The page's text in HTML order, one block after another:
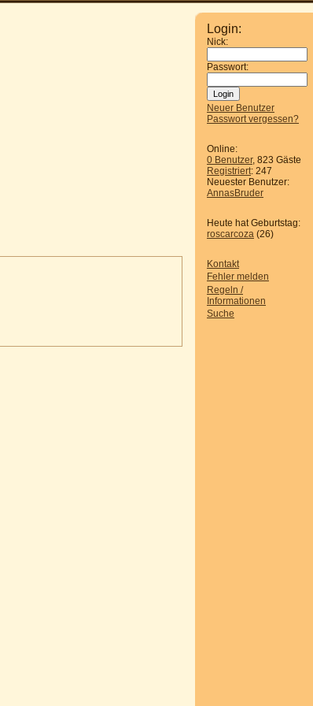
Login:
Nick:
Passwort:
Neuer Benutzer
Passwort vergessen?
Online:
0 Benutzer, 823 Gäste
Registriert: 247
Neuester Benutzer:
AnnasBruder
Heute hat Geburtstag:
roscarcoza (26)
Kontakt
Fehler melden
Regeln /
Informationen
Suche